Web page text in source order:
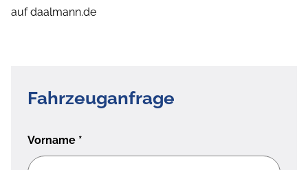
auf daalmann.de
Fahrzeuganfrage
Vorname *